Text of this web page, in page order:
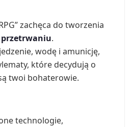
zachęca do tworzenia
.
wodę i amunicję,
które decydują o
twoi bohaterowie.
technologie,